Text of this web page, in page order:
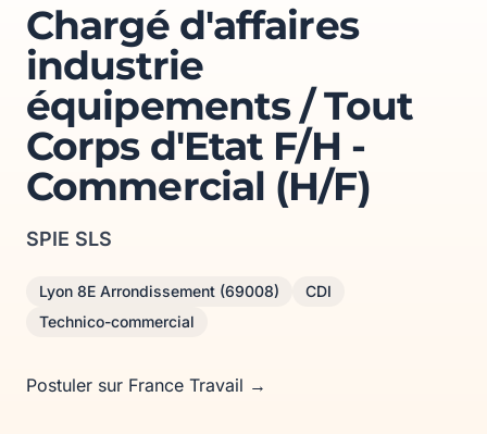
Chargé d'affaires
industrie
équipements / Tout
Corps d'Etat F/H -
Commercial (H/F)
SPIE SLS
Lyon 8E Arrondissement (69008)
CDI
Technico-commercial
Postuler sur France Travail →